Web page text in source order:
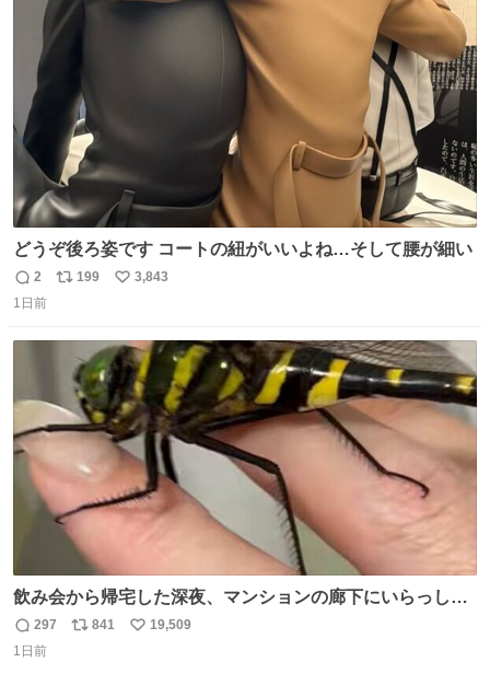
ト
どうぞ後ろ姿です コートの紐がいいよね…そして腰が細い
返
信
2
リ
199
い
数
3,843
1日前
飲み会から帰宅した深夜、マンションの廊下にいらっしゃ
ったオニヤンマ様 まさかこんな都会でお会いできるなんて
思っておらず大興奮しております かっこよすぎる 指を差し
返
信
297
リ
841
い
19,509
1日前